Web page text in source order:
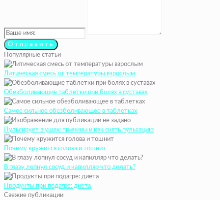
Популярные статьи
Литическая смесь от температуры взрослым
Обезболивающие таблетки при болях в суставах
Самое сильное обезболивающее в таблетках
Пульсирует в ушах: причины и как снять пульсацию
Почему кружится голова и тошнит
В глазу лопнул сосуд и капилляр что делать?
Продукты при подагре: диета
Свежие публикации